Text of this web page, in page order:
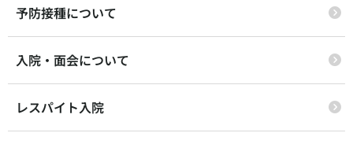
予防接種について
入院・面会について
レスパイト入院